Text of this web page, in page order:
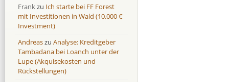
IUVO Group
-32,2 %
Lenndy
-314,6 %
Moncera
8,0 %
Monestro
9,1 %
Neo Finance
IUVO Group
-55,0 %
Lenndy
146,5 %
Moncera
11,1 %
Monestro
>1000%
Neo Finance
Frankzu Ich starte bei FF Forest
mit Investitionen in Wald (10.000 €
Investment)
Andreaszu Analyse: Kreditgeber
Tambadana bei Loanch unter der
Lupe (Akquisekosten und
Rückstellungen)